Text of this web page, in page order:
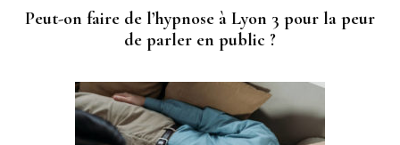
Peut-on faire de l’hypnose à Lyon 3 pour la peur
de parler en public ?